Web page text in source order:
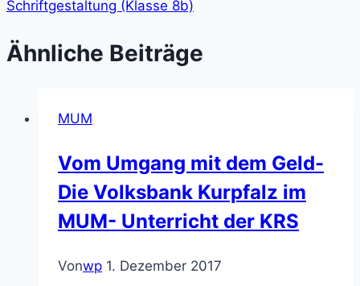
Schriftgestaltung (Klasse 8b)
Ähnliche Beiträge
MUM
Vom Umgang mit dem Geld-
Die Volksbank Kurpfalz im
MUM- Unterricht der KRS
Vonwp 1. Dezember 2017